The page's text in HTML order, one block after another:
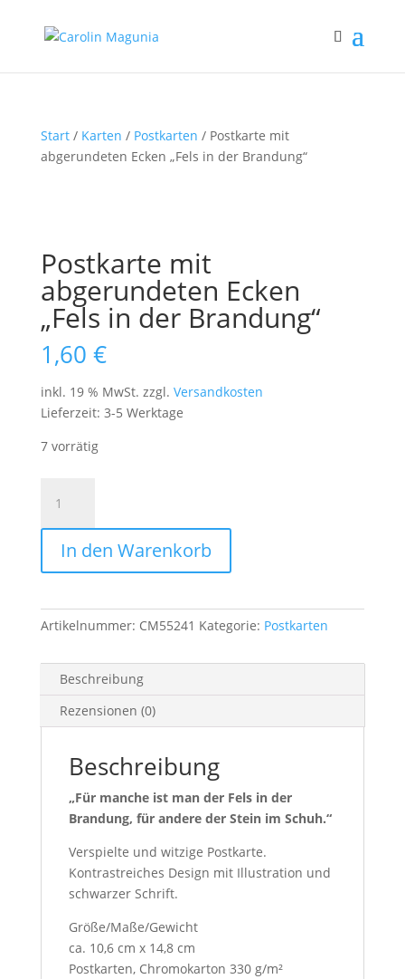
Start/ Karten / Postkarten / Postkarte mit
abgerundeten Ecken „Fels in der Brandung“
Postkarte mit
abgerundeten Ecken
„Fels in der Brandung“
1,60 €
inkl. 19 % MwSt. zzgl. Versandkosten
Lieferzeit: 3-5 Werktage
7 vorrätig
mit
abgerundeten
Ecken
"Fels
der
Brandung"
In den Warenkorb
Artikelnummer: CM55241 Kategorie: Postkarten
Beschreibung
Rezensionen (0)
Beschreibung
„Für manche ist man der Fels in der
Brandung, für andere der Stein im Schuh.“
Verspielte und witzige Postkarte.
Kontrastreiches Design mit Illustration und
schwarzer Schrift.
Größe/Maße/Gewicht
ca. 10,6 cm x 14,8 cm
Postkarten, Chromokarton 330 g/m²